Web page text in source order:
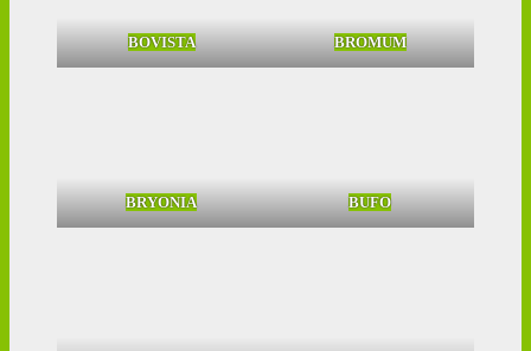
BOVISTA BROMUM
BRYONIA BUFO